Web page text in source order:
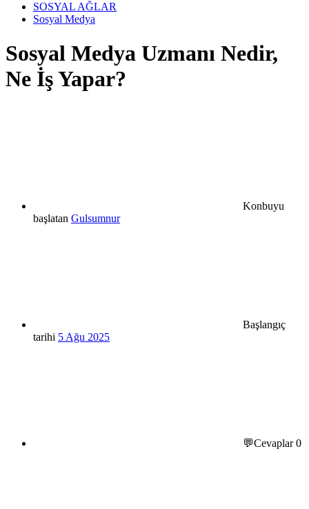
SOSYAL AĞLAR
Sosyal Medya
Sosyal Medya Uzmanı Nedir,
Ne İş Yapar?
Konbuyu
başlatan Gulsumnur
Başlangıç
tarihi 5 Ağu 2025
💬Cevaplar0